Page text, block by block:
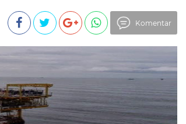
Komentar